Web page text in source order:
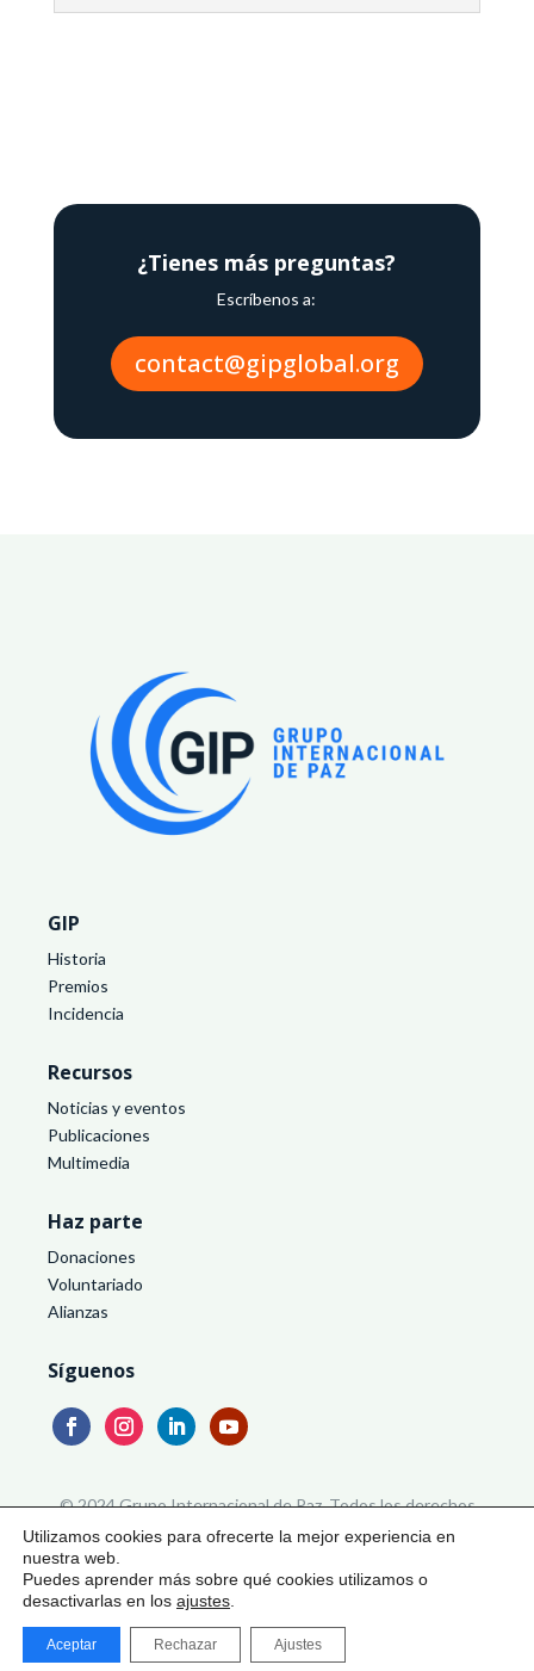
¿Tienes más preguntas?
Escríbenos a:
contact@gipglobal.org
GIP
Historia
Premios
Incidencia
Recursos
Noticias y eventos
Publicaciones
Multimedia
Haz parte
Donaciones
Voluntariado
Alianzas
Síguenos
© 2024 Grupo Internacional de Paz. Todos los derechos
reservados
Política de Privacidad|
Condiciones| Política de Cookies
Utilizamos cookies para ofrecerte la mejor experiencia en
nuestra web.
Puedes aprender más sobre qué cookies utilizamos o
desactivarlas en los ajustes
Aceptar Rechazar Ajustes